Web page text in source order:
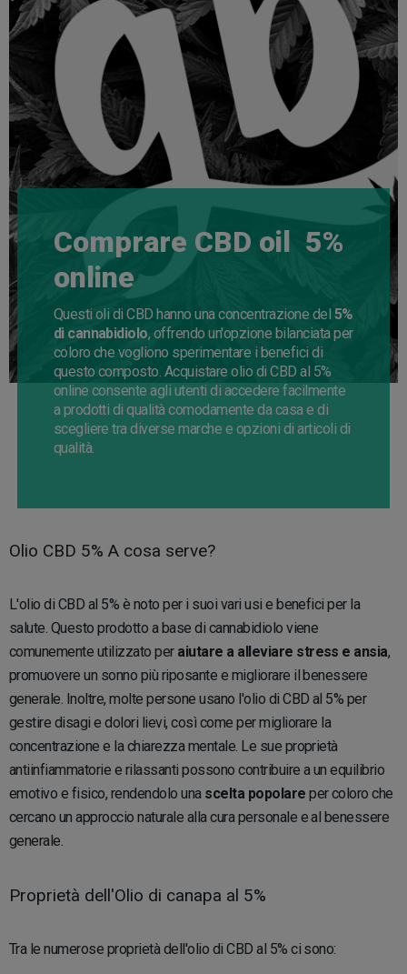
Comprare CBD oil 5%
online
Questi oli di CBD hanno una concentrazione del5%
di cannabidiolo, offrendo un'opzione bilanciata per
coloro che vogliono sperimentare i benefici di
questo composto. Acquistare olio di CBD al 5%
online consente agli utenti di accedere facilmente
a prodotti di qualità comodamente da casa e di
scegliere tra diverse marche e opzioni di articoli di
qualità.
Olio CBD 5% A cosa serve?
L'olio di CBD al 5% è noto per i suoi vari usi e benefici per la
salute. Questo prodotto a base di cannabidiolo viene
comunemente utilizzato peraiutare a alleviare stress e ansia,
promuovere un sonno più riposante e migliorare il benessere
generale. Inoltre, molte persone usano l'olio di CBD al 5% per
gestire disagi e dolori lievi, così come per migliorare la
concentrazione e la chiarezza mentale. Le sue proprietà
antiinfiammatorie e rilassanti possono contribuire a un equilibrio
emotivo e fisico, rendendolo una scelta popolare per coloro che
cercano un approccio naturale alla cura personale e al benessere
generale.
Proprietà dell'Olio di canapa al 5%
Tra le numerose proprietà dell'olio di CBD al 5% ci sono: